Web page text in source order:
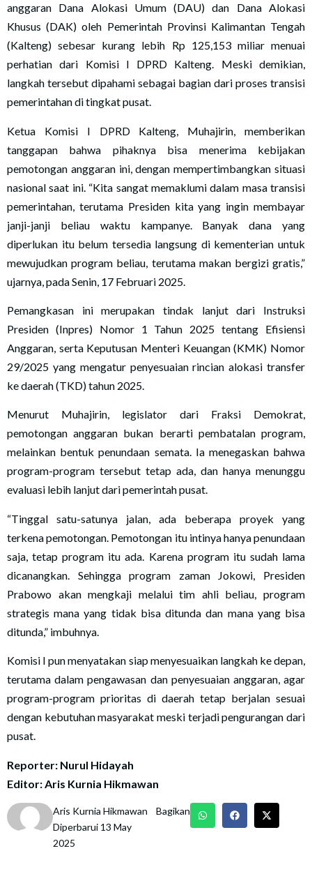
anggaran Dana Alokasi Umum (DAU) dan Dana Alokasi
Khusus (DAK) oleh Pemerintah Provinsi Kalimantan Tengah
(Kalteng) sebesar kurang lebih Rp 125,153 miliar menuai
perhatian dari Komisi I DPRD Kalteng. Meski demikian,
langkah tersebut dipahami sebagai bagian dari proses transisi
pemerintahan di tingkat pusat.
Ketua Komisi I DPRD Kalteng, Muhajirin, memberikan
tanggapan bahwa pihaknya bisa menerima kebijakan
pemotongan anggaran ini, dengan mempertimbangkan situasi
nasional saat ini. “Kita sangat memaklumi dalam masa transisi
pemerintahan, terutama Presiden kita yang ingin membayar
janji-janji beliau waktu kampanye. Banyak dana yang
diperlukan itu belum tersedia langsung di kementerian untuk
mewujudkan program beliau, terutama makan bergizi gratis,”
ujarnya, pada Senin, 17 Februari 2025.
Pemangkasan ini merupakan tindak lanjut dari Instruksi
Presiden (Inpres) Nomor 1 Tahun 2025 tentang Efisiensi
Anggaran, serta Keputusan Menteri Keuangan (KMK) Nomor
29/2025 yang mengatur penyesuaian rincian alokasi transfer
ke daerah (TKD) tahun 2025.
Menurut Muhajirin, legislator dari Fraksi Demokrat,
pemotongan anggaran bukan berarti pembatalan program,
melainkan bentuk penundaan semata. Ia menegaskan bahwa
program-program tersebut tetap ada, dan hanya menunggu
evaluasi lebih lanjut dari pemerintah pusat.
“Tinggal satu-satunya jalan, ada beberapa proyek yang
terkena pemotongan. Pemotongan itu intinya hanya penundaan
saja, tetap program itu ada. Karena program itu sudah lama
dicanangkan. Sehingga program zaman Jokowi, Presiden
Prabowo akan mengkaji melalui tim ahli beliau, program
strategis mana yang tidak bisa ditunda dan mana yang bisa
ditunda,” imbuhnya.
Komisi I pun menyatakan siap menyesuaikan langkah ke depan,
terutama dalam pengawasan dan penyesuaian anggaran, agar
program-program prioritas di daerah tetap berjalan sesuai
dengan kebutuhan masyarakat meski terjadi pengurangan dari
pusat.
Reporter: Nurul Hidayah
Editor: Aris Kurnia Hikmawan
Aris Kurnia Hikmawan
Diperbarui 13 May
2025
Bagikan